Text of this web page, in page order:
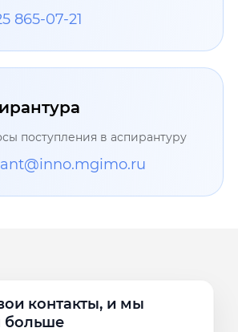
865-07-21
поступления в аспирантуру
контакты, и мы
больше